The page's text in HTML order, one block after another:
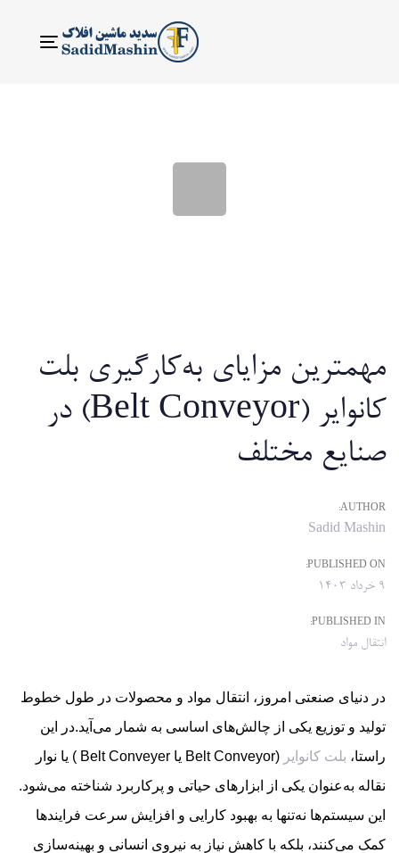
ناوبری
مهمترین مزایای به‌کارگیری بلت
کانوایر (Belt Conveyor) در
صنایع مختلف
AUTHOR:
Sadid Mashin
PUBLISHED ON:
9 خرداد 1403
PUBLISHED IN:
انتقال مواد
در دنیای صنعتی امروز، انتقال مواد و محصولات در طول خطوط
تولید و توزیع یکی از چالش‌های اساسی به شمار می‌آید.در این
راستا، بلت کانوایر
(Belt Conveyor یا Belt Conveyer ) یا نوار
نقاله به‌عنوان یکی از ابزارهای حیاتی و پرکاربرد شناخته می‌شود.
این سیستم‌ها نه‌تنها به بهبود کارایی و افزایش سرعت فرایندها
کمک می‌کنند، بلکه با کاهش نیاز به نیروی انسانی و بهینه‌سازی